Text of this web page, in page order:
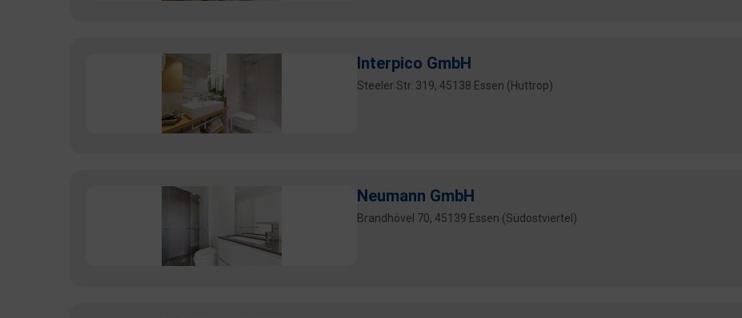
Interpico GmbH
Steeler Str. 319, 45138 Essen (Huttrop)
Neumann GmbH
Brandhövel 70, 45139 Essen (Südostviertel)